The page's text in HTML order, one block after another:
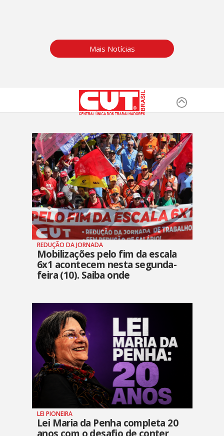
Mais Notícias
REDUÇÃO DA JORNADA
Mobilizações pelo fim da escala
6x1 acontecem nesta segunda-
feira (10). Saiba onde
LEI PIONEIRA
Lei Maria da Penha completa 20